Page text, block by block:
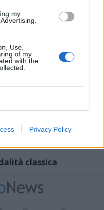
my
Use,
of my
with the
Privacy Policy
classica